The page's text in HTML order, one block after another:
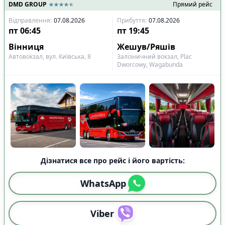
рейси
Скинути Застосувати
DMD GROUP
Прямий рейс
Відправлення: 07.08.2026 Прибуття: 07.08.2026
пт06:45 пт 19:45
Вінниця
Жешув/Ряшів
Автовокзал, вул. Київська, 8
Залізничний вокзал, Plac
Dworcowy, Wagabunda
Дізнатися все про рейс і його вартість:
WhatsApp
Viber